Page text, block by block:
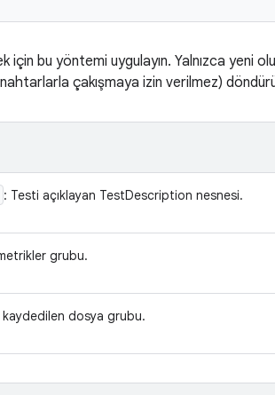
bu yöntemi uygulayın. Yalnızca yeni
çakışmaya izin verilmez)
: Testi açıklayan TestDescription nesnesi.
grubu.
kaydedilen dosya grubu.